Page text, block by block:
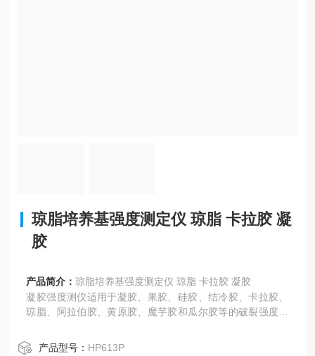
琼脂培养基强度测定仪 琼脂 卡拉胶 凝
胶
产品简介：琼脂培养基强度测定仪 琼脂 卡拉胶 凝胶
凝胶强度测仪适用于凝胶、果胶、硅胶、结冷胶、卡拉胶、
琼脂、阿拉伯胶、黄原胶、魔芋胶和瓜尔胶等的破裂强度、
产品型号： HP613P